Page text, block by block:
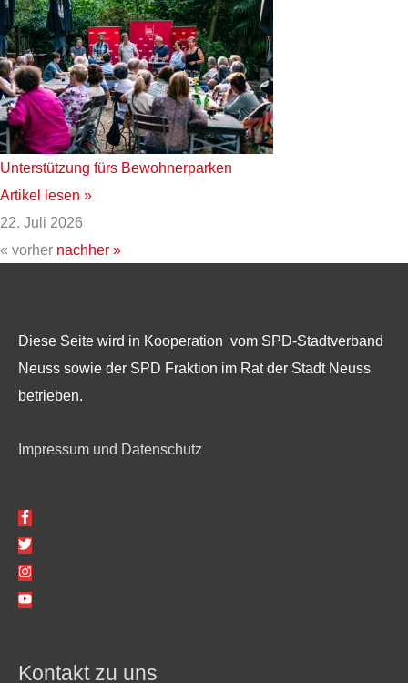
Unterstützung fürs Bewohnerparken
Artikel lesen »
22. Juli 2026
« vorher nachher »
Diese Seite wird in Kooperation vom SPD-Stadtverband
Neuss sowie der SPD Fraktion im Rat der Stadt Neuss
betrieben.
Impressum und Datenschutz
Kontakt zu uns